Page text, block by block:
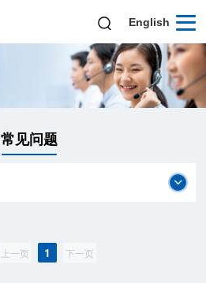
English
常见问题
上一页 1 下一页